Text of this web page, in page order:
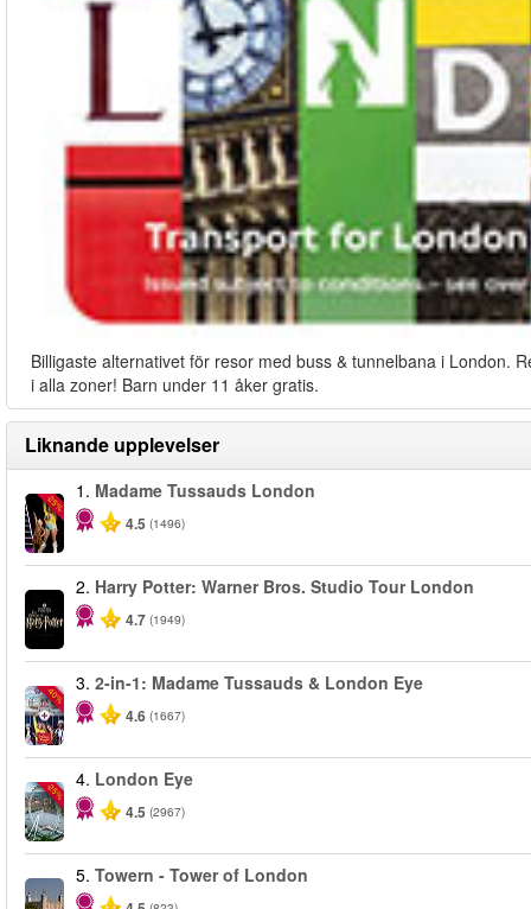
Billigaste alternativet för resor med buss & tunnelbana i London.
i alla zoner! Barn under 11 åker gratis.
Liknande upplevelser
-25%
1. Madame Tussauds London
4.5 (1496)
2. Harry Potter: Warner Bros. Studio Tour London
4.7 (1949)
-40%
3. 2-in-1: Madame Tussauds & London Eye
4.6 (1667)
-25%
4. London Eye
4.5 (2967)
5. Towern - Tower of London